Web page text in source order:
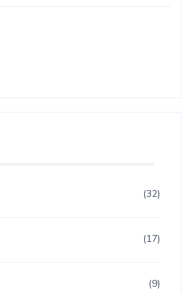
(32)
(17)
(9)